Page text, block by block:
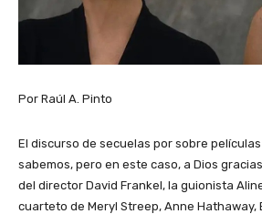
Por Raúl A. Pinto
El discurso de secuelas por sobre
sabemos, pero en este caso, a Dios
del director David Frankel, la guionista
cuarteto de Meryl Streep, Anne Hathaway,